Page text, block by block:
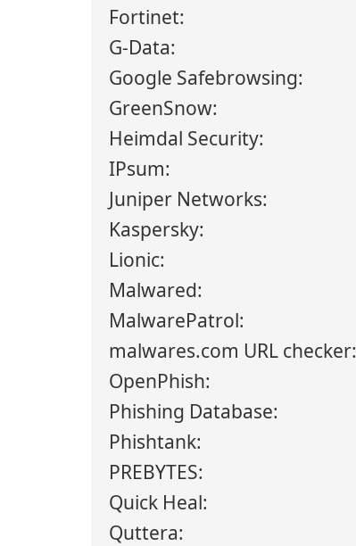
Fortinet:
G-Data:
Google Safebrowsing:
GreenSnow:
Heimdal Security:
IPsum:
Juniper Networks:
Kaspersky:
Lionic:
Malwared:
MalwarePatrol:
malwares.com URL checker:
OpenPhish:
Phishing Database:
Phishtank:
PREBYTES:
Quick Heal:
Quttera: